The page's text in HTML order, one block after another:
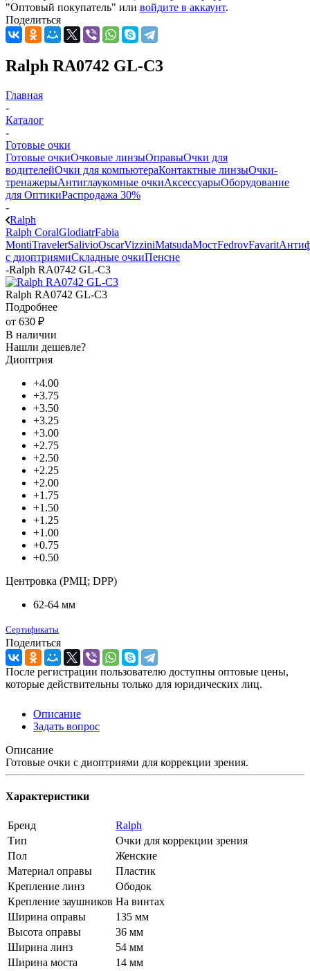
"Оптовый покупатель" или войдите в аккаунт.
Поделиться
Ralph RA0742 GL-C3
Главная
-
Каталог
-
Готовые очки
Готовые очкиОчковые линзыОправыОчки для
водителейОчки для компьютераКонтактные линзыОчки-
тренажерыАнтиглаукомные очкиАксессуарыОборудование
для ОптикиРаспродажа 30%
-
Ralph
Ralph CoralGlodiatrFabia
MontiTravelerSalivioOscarVizziniMatsudaМостFedrovFavarit
с диоптриямиСкладные очкиПенсне
-Ralph RA0742 GL-C3
Ralph RA0742 GL-C3
Подробнее
от 630 ₽
В наличии
Нашли дешевле?
Диоптрия
+4.00
+3.75
+3.50
+3.25
+3.00
+2.75
+2.50
+2.25
+2.00
+1.75
+1.50
+1.25
+1.00
+0.75
+0.50
Центровка (РМЦ; DPP)
62-64 мм
Сертификаты
Поделиться
После регистрации пользователю доступны оптовые цены,
которые действительны только для юридических лиц.
Описание
Задать вопрос
Описание
Готовые очки с диоптриями для коррекции зрения.
Характеристики
Бренд
Ralph
Тип
Очки для коррекции зрения
Пол
Женские
Материал оправы
Пластик
Крепление линз
Ободок
Крепление заушников На винтах
Ширина оправы
135 мм
Высота оправы
36 мм
Ширина линз
54 мм
Ширина моста
14 мм